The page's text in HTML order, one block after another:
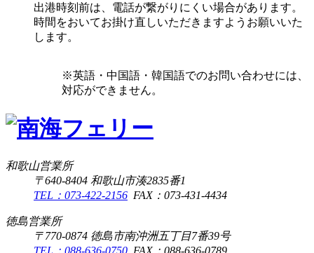
出港時刻前は、電話が繋がりにくい場合があります。
時間をおいてお掛け直しいただきますようお願いいた
します。
※英語・中国語・韓国語でのお問い合わせには、
対応ができません。
和歌山営業所
〒640-8404 和歌山市湊2835番1
TEL：073-422-2156 FAX：073-431-4434
徳島営業所
〒770-0874 徳島市南沖洲五丁目7番39号